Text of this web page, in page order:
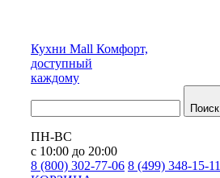
Кухни Mall Комфорт,
доступный
каждому
Поиск
ПН-ВС
с 10:00 до 20:00
8 (800) 302-77-06 8 (499) 348-15-11